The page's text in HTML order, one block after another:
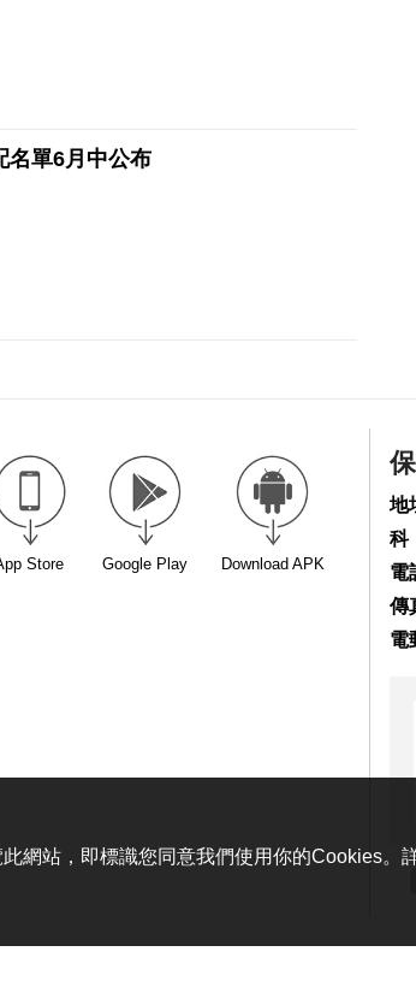
名單6月中公布
Store Google Play Download APK
地
科
電
傳
電
網站，即標識您同意我們使用你的Cookies。